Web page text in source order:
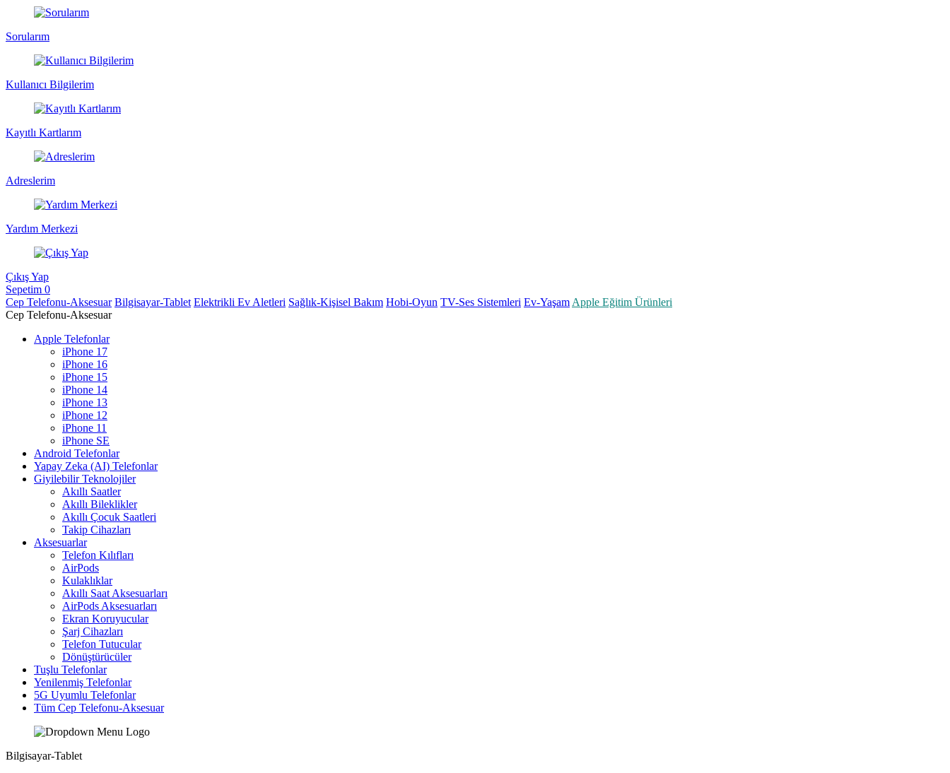
Sorularım
Kullanıcı Bilgilerim
Kayıtlı Kartlarım
Adreslerim
Yardım Merkezi
Çıkış Yap
Sepetim 0
Cep Telefonu-Aksesuar Bilgisayar-Tablet Elektrikli Ev Aletleri Sağlık-Kişisel Bakım Hobi-Oyun TV-Ses Sistemleri Ev-Yaşam Apple Eğitim Ürünleri
Cep Telefonu-Aksesuar
Apple Telefonlar
iPhone 17
iPhone 16
iPhone 15
iPhone 14
iPhone 13
iPhone 12
iPhone 11
iPhone SE
Android Telefonlar
Yapay Zeka (AI) Telefonlar
Giyilebilir Teknolojiler
Akıllı Saatler
Akıllı Bileklikler
Akıllı Çocuk Saatleri
Takip Cihazları
Aksesuarlar
Telefon Kılıfları
AirPods
Kulaklıklar
Akıllı Saat Aksesuarları
AirPods Aksesuarları
Ekran Koruyucular
Şarj Cihazları
Telefon Tutucular
Dönüştürücüler
Tuşlu Telefonlar
Yenilenmiş Telefonlar
5G Uyumlu Telefonlar
Tüm Cep Telefonu-Aksesuar
Bilgisayar-Tablet